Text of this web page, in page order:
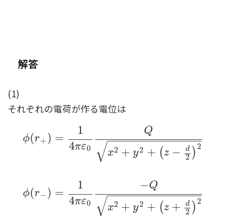
解答
(1)
それぞれの電荷が作る電位は
ϕ(r+ )
ϕ(r− )
=
=
1
4πε0
Q
x2 + y2 + (z − d
2 ) 2
− −
−−−−−−−−−−−−−
√
1
4πε0
−Q
x2 + y2 + (z + d
2 ) 2
− −
−−−−−−−−−−−−−
√